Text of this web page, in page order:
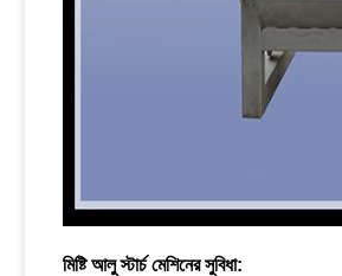
মিষ্টি আলু স্টার্চ মেশিনের সুবিধা: